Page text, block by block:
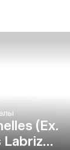
(Ex.
Labriz